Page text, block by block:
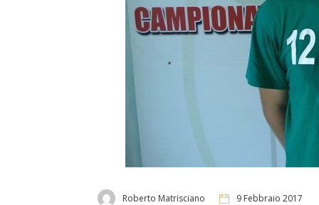
Roberto Matrisciano 9 Febbraio 2017